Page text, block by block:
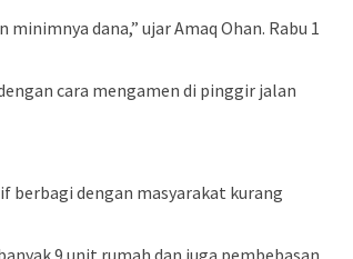
dana,” ujar Amaq Ohan. Rabu 1
cara mengamen di pinggir jalan
berbagi dengan masyarakat kurang
9 unit rumah dan juga pembebasan